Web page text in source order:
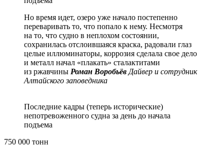
Но время идет, озеро уже начало постепенно
переваривать то, что попало к нему. Несмотря
на то, что судно в неплохом состоянии,
сохранилась отслоившаяся краска, радовали глаз
целые иллюминаторы, коррозия сделала свое дело
и металл начал «плакать» сталактитами
из ржавчины Роман Воробьёв Дайвер и сотрудник
Алтайского заповедника
Последние кадры (теперь исторические)
непотревоженного судна за день до начала
подъема
750 000 тонн